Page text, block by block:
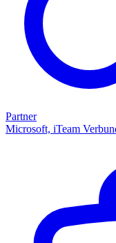
Partner
Microsoft, iTeam